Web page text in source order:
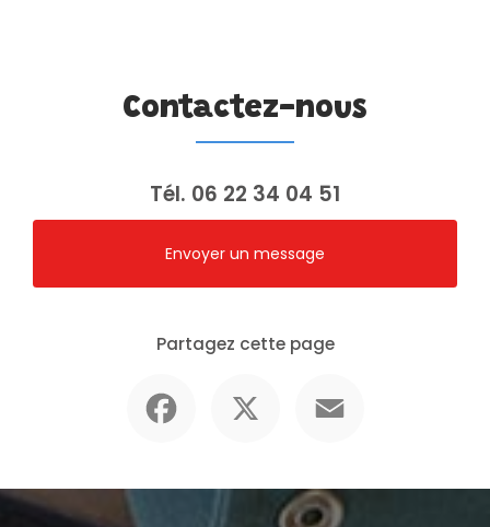
Contactez-nous
Tél. 06 22 34 04 51
Envoyer un message
Partagez cette page